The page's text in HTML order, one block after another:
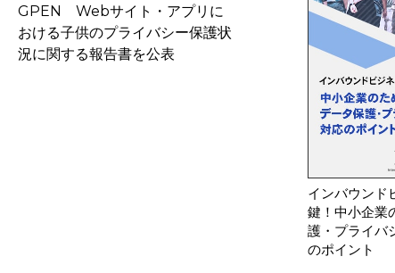
GPEN Webサイト・アプリに
おける子供のプライバシー保護状
況に関する報告書を公表
中国 インターネット
インバウンド
鍵！中小企業
護・プライバ
のポイント